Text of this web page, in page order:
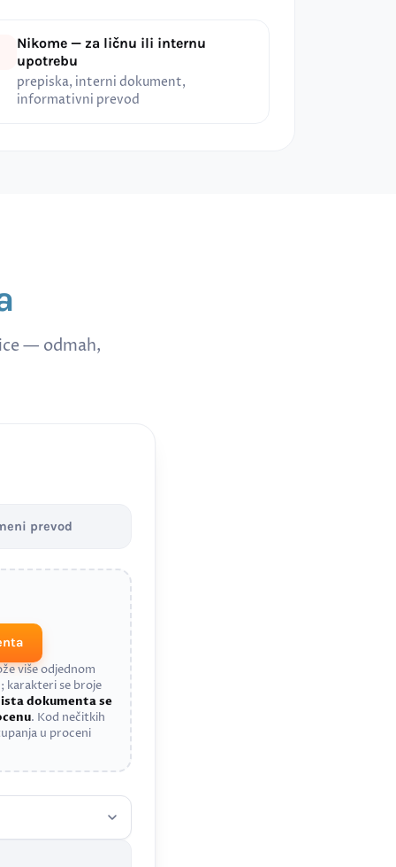
Nikome — za ličnu ili internu
upotrebu
prepiska, interni dokument,
informativni prevod
— odmah,
prevod
više odjednom
karakteri se broje
ista dokumenta se
. Kod nečitkih
u proceni